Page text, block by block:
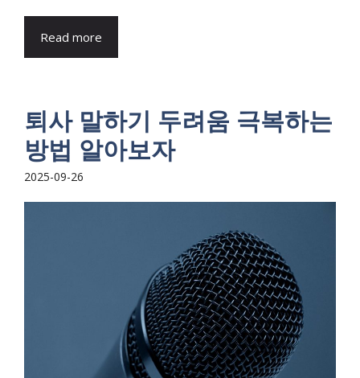
Read more
퇴사 말하기 두려움 극복하는
방법 알아보자
2025-09-26